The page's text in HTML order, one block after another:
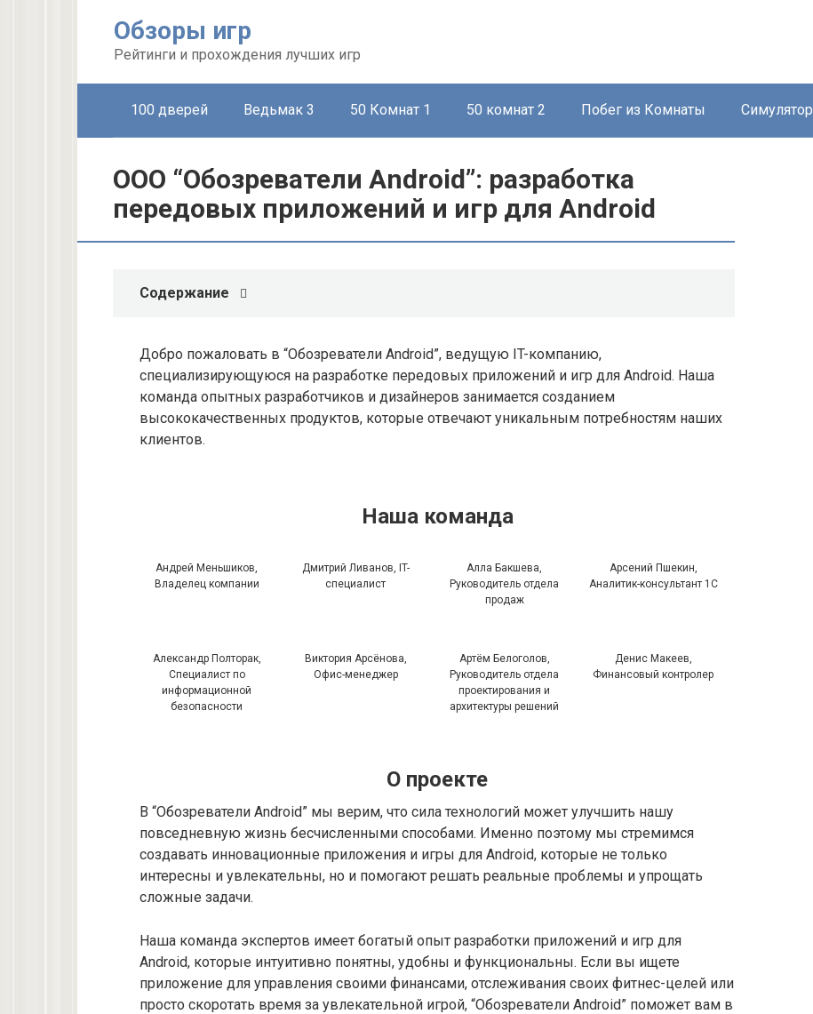
Обзоры игр
Рейтинги и прохождения лучших игр
100 дверей Ведьмак 3 50 Комнат 1 50 комнат 2 Побег из Комнаты
ООО “Обозреватели Android”: разработка
передовых приложений и игр для Android
Содержание
Добро пожаловать в “Обозреватели Android”, ведущую IT-компанию,
специализирующуюся на разработке передовых приложений и игр для Android. Наша
команда опытных разработчиков и дизайнеров занимается созданием
высококачественных продуктов, которые отвечают уникальным потребностям наших
клиентов.
Наша команда
Андрей Меньшиков,
Владелец компании
Дмитрий Ливанов, IT-
специалист
Алла Бакшева,
Руководитель отдела
продаж
Арсений Пшекин,
Аналитик-консультант 1С
Александр Полторак,
Специалист по
информационной
безопасности
Виктория Арсёнова,
Офис-менеджер
Артём Белоголов,
Руководитель отдела
проектирования и
архитектуры решений
Денис Макеев,
Финансовый контролер
О проекте
В “Обозреватели Android” мы верим, что сила технологий может улучшить нашу
повседневную жизнь бесчисленными способами. Именно поэтому мы стремимся
создавать инновационные приложения и игры для Android, которые не только
интересны и увлекательны, но и помогают решать реальные проблемы и упрощать
сложные задачи.
Наша команда экспертов имеет богатый опыт разработки приложений и игр для
Android, которые интуитивно понятны, удобны и функциональны. Если вы ищете
приложение для управления своими финансами, отслеживания своих фитнес-целей или
просто скоротать время за увлекательной игрой, “Обозреватели Android” поможет вам в